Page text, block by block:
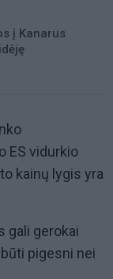
į Kanarus
ES vidurkio
kainų lygis yra
gali gerokai
pigesni nei